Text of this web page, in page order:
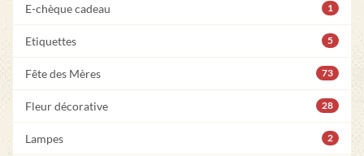
E-chèque cadeau 1
Etiquettes 5
Fête des Mères 73
Fleur décorative 28
Lampes 2